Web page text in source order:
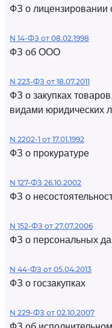
ФЗ о лицензировании
N 14-ФЗ от 08.02.1998
ФЗ об ООО
N 223-ФЗ от 18.07.2011
ФЗ о закупках
видами юридических
N 2202-1 от 17.01.1992
ФЗ о прокуратуре
N 127-ФЗ 26.10.2002
ФЗ о
N 152-ФЗ от 27.07.2006
ФЗ о персональных
N 44-ФЗ от 05.04.2013
ФЗ о госзакупках
N 229-ФЗ от 02.10.2007